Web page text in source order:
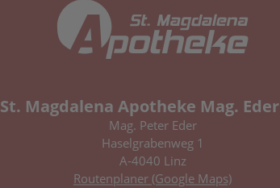
St. Magdalena Apotheke Mag. Eder
Mag. Peter Eder
Haselgrabenweg 1
A-4040 Linz
Routenplaner (Google Maps)